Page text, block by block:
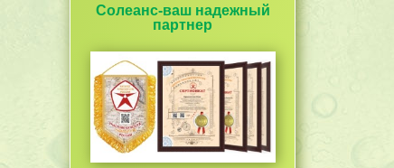
Солеанс-ваш надежный
партнер